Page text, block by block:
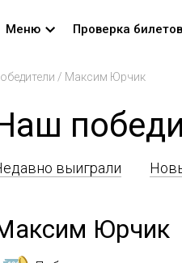
Меню Проверка билетов
/ Максим Юрчик
выиграли
Юрчик